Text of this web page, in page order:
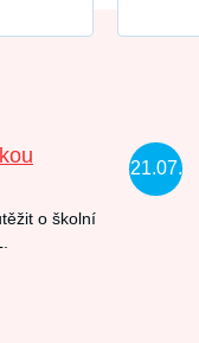
o školní
21.07.